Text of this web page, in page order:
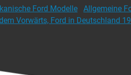
Ford Modelle
Allgemeine
Vorwärts, Ford in Deutschland